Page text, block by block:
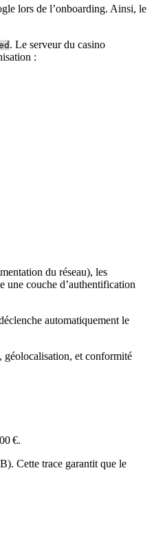
lors de l’onboarding. Ainsi, le
. Le serveur du casino
:
du réseau), les
une couche d’authentification
automatiquement le
géolocalisation, et conformité
€.
Cette trace garantit que le